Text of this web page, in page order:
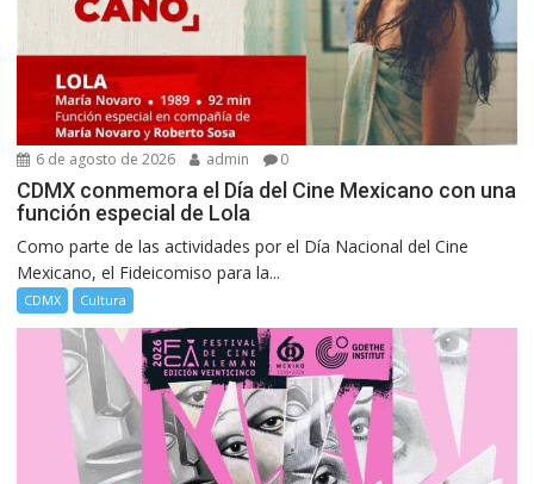
6 de agosto de 2026 admin 0
CDMX conmemora el Día del Cine Mexicano con una
función especial de Lola
Como parte de las actividades por el Día Nacional del Cine
Mexicano, el Fideicomiso para la...
CDMX Cultura